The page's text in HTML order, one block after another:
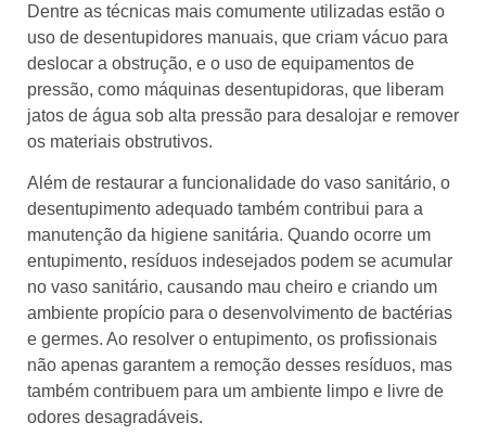
Dentre as técnicas mais comumente utilizadas estão o
uso de desentupidores manuais, que criam vácuo para
deslocar a obstrução, e o uso de equipamentos de
pressão, como máquinas desentupidoras, que liberam
jatos de água sob alta pressão para desalojar e remover
os materiais obstrutivos.
Além de restaurar a funcionalidade do vaso sanitário, o
desentupimento adequado também contribui para a
manutenção da higiene sanitária. Quando ocorre um
entupimento, resíduos indesejados podem se acumular
no vaso sanitário, causando mau cheiro e criando um
ambiente propício para o desenvolvimento de bactérias
e germes. Ao resolver o entupimento, os profissionais
não apenas garantem a remoção desses resíduos, mas
também contribuem para um ambiente limpo e livre de
odores desagradáveis.